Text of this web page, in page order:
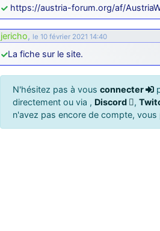
https://austria-forum.org/af/
jericho, le 10 février 2021 14:40
La fiche sur le site.
N'hésitez pas à vous connecter
directement ou via , Discord ,
n'avez pas encore de compte, vous